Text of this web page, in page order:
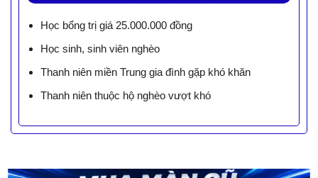
Học bổng trị giá 25.000.000 đồng
Học sinh, sinh viên nghèo
Thanh niên miền Trung gia đình gặp khó khăn
Thanh niên thuộc hộ nghèo vượt khó